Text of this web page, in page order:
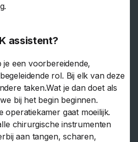
.
assistent?
je een voorbereidende,
rol. Bij elk van deze
taken.Wat je dan doet als
bij het begin beginnen.
operatiekamer gaat moeilijk.
chirurgische instrumenten
aan tangen, scharen,